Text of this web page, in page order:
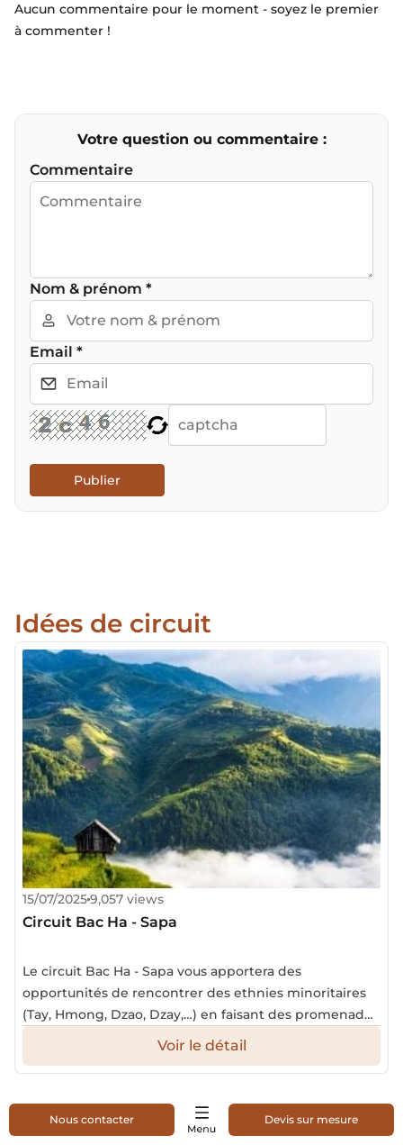
Aucun commentaire pour le moment - soyez le premier
à commenter !
Votre question ou commentaire :
Commentaire
Nom & prénom *
Email *
Publier
Idées de circuit
15/07/20259,057 views
Circuit Bac Ha - Sapa
Le circuit Bac Ha - Sapa vous apportera des
opportunités de rencontrer des ethnies minoritaires
(Tay, Hmong, Dzao, Dzay,…) en faisant des promenades
à travers leurs villages.
Voir le détail
Nous contacter Devis sur mesure